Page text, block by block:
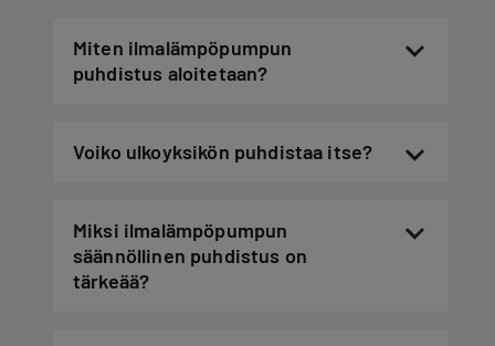
Miten ilmalämpöpumpun
puhdistus aloitetaan?
Voiko ulkoyksikön puhdistaa itse?
Miksi ilmalämpöpumpun
säännöllinen puhdistus on
tärkeää?